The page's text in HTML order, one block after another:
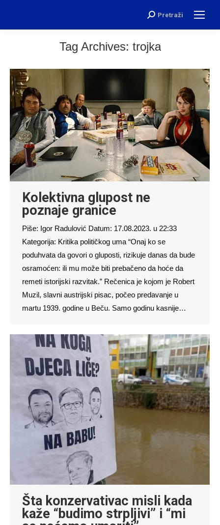
Search:
Pretraži
Tag Archives: trojka
Kolektivna glupost ne
poznaje granice
Piše: Igor Radulović Datum: 17.08.2023. u 22:33
Kategorija: Kritika političkog uma “Onaj ko se
poduhvata da govori o gluposti, rizikuje danas da bude
osramoćen: ili mu može biti prebačeno da hoće da
remeti istorijski razvitak.” Rečenica je kojom je Robert
Muzil, slavni austrijski pisac, počeo predavanje u
martu 1939. godine u Beču. Samo godinu kasnije…
Šta konzervativac misli kada
kaže “budimo strpljivi” i “mi